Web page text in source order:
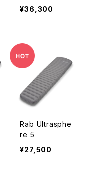
¥36,300
Rab Ultrasphe
re 5
¥27,500